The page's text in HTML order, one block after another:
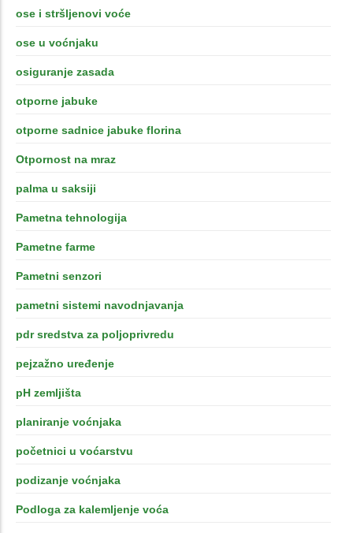
ose i stršljenovi voće
ose u voćnjaku
osiguranje zasada
otporne jabuke
otporne sadnice jabuke florina
Otpornost na mraz
palma u saksiji
Pametna tehnologija
Pametne farme
Pametni senzori
pametni sistemi navodnjavanja
pdr sredstva za poljoprivredu
pejzažno uređenje
pH zemljišta
planiranje voćnjaka
početnici u voćarstvu
podizanje voćnjaka
Podloga za kalemljenje voća